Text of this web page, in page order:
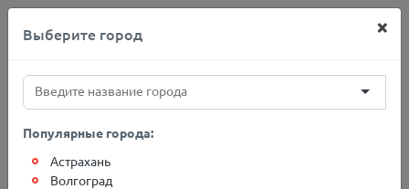
+7(812)767-20-27
Главная О компании
Выберите город ×
Популярные города:
Астрахань
Волгоград